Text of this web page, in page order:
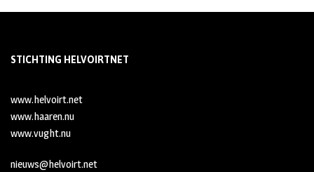
STICHTING HELVOIRTNET
www.helvoirt.net
www.haaren.nu
www.vught.nu
nieuws@helvoirt.net